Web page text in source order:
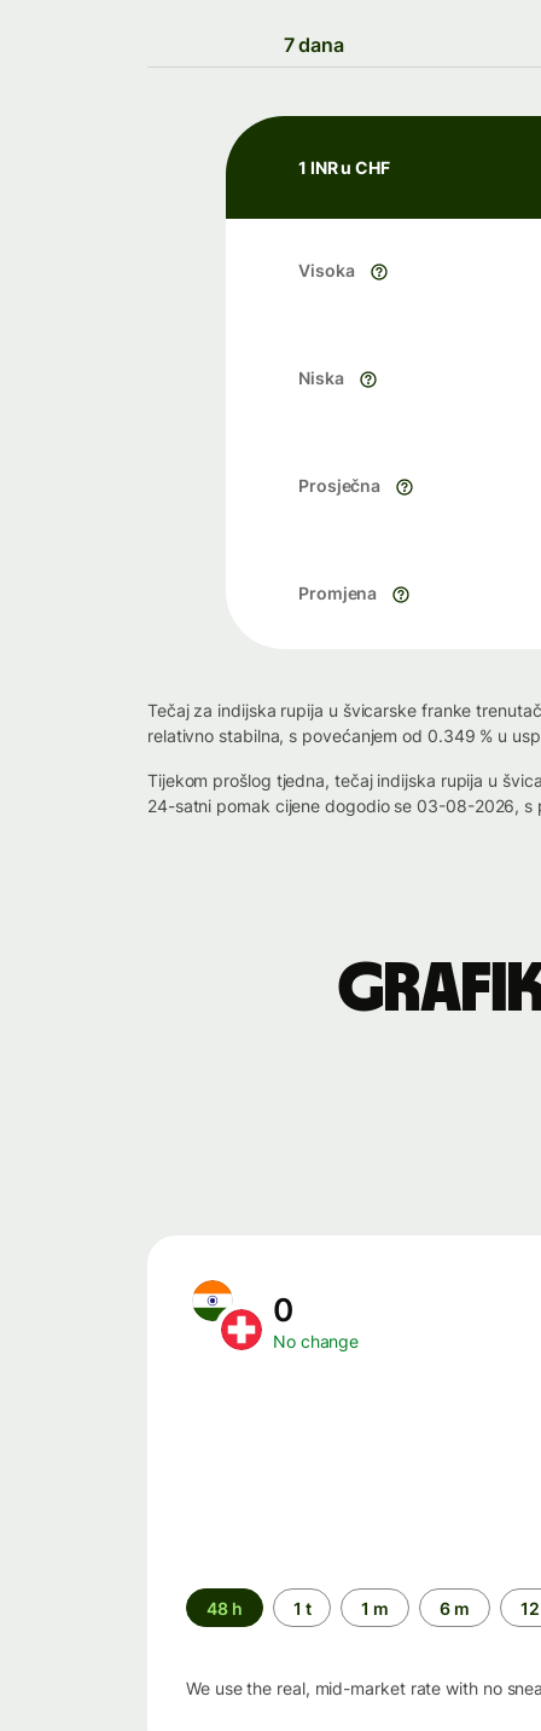
7 dana
1 INR u CHF
Visoka
Niska
Prosječna
Promjena
Tečaj za indijska rupija u švicarske franke
relativno stabilna, s povećanjem od 0.349 % u
Tijekom prošlog tjedna, tečaj indijska rupija u
24-satni pomak cijene dogodio se 03-08-2026, s
0
No change
Time
period
48 h 1 t 1 m 6 m
We use the real, mid-market rate with no